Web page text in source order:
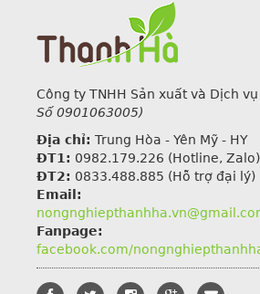
Công ty TNHH Sản xuất và Dịch
Số 0901063005)
Địa chỉ: Trung Hòa - Yên Mỹ - HY
ĐT1: 0982.179.226 (Hotline, Zalo)
ĐT2: 0833.488.885 (Hỗ trợ đại lý)
Email:
Fanpage:
facebook.com/